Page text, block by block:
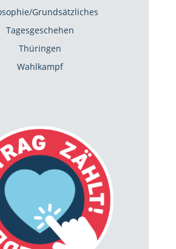
Grundsätzliches
Tagesgeschehen
Thüringen
Wahlkampf